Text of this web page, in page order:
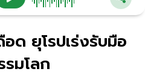
ด ยุโรปเร่งรับมือ
มโลก